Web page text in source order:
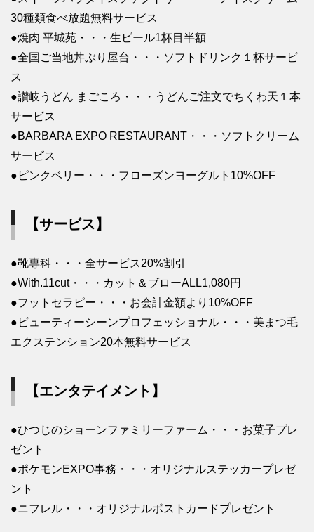
30種類食べ放題無料サービス
●焼肉 平城苑・・・生ビール1杯目半額
●全国ご当地丼ぶり屋台・・・ソフトドリンク１杯サービ
ス
●讃岐うどん まごころ・・・うどんご注文でちくわ天１本
サービス
●BARBARA EXPO RESTAURANT・・・ソフトクリーム
サービス
●ピンクベリー・・・フローズンヨーグルト10%OFF
【サービス】
●靴専科・・・全サービス20%割引
●With.11cut・・・カット＆ブローALL1,080円
●フットセラピー・・・お会計金額より10%OFF
●ビューティーシーンプロフェッショナル・・・美まつ毛
エクステンション20本無料サービス
【エンタテイメント】
●ひつじのショーンファミリーファーム・・・お菓子プレ
ゼント
●ポケモンEXPO事務・・・オリジナルステッカープレゼ
ント
●ニフレル・・・オリジナルポストカードプレゼント